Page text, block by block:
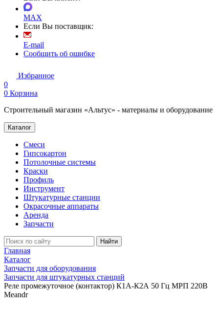
MAX
Если Вы поставщик:
E-mail
Сообщить об ошибке
Избранное
0
0 Корзина
Строительный магазин «Альтус» - материалы и оборудование
Каталог
Смеси
Гипсокартон
Потолочные системы
Краски
Профиль
Инструмент
Штукатурные станции
Окрасочные аппараты
Аренда
Запчасти
Найти
Главная
Каталог
Запчасти для оборудования
Запчасти для штукатурных станций
Реле промежуточное (контактор) К1А-К2А 50 Гц МРП 220В
Meandr